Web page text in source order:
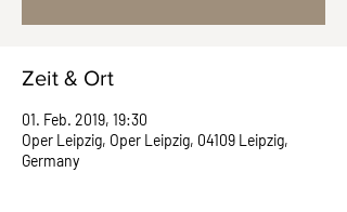
Zeit & Ort
01. Feb. 2019, 19:30
Oper Leipzig, Oper Leipzig, 04109 Leipzig,
Germany